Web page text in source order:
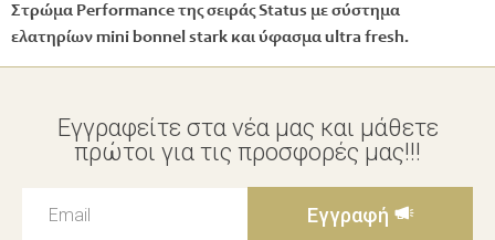
Στρώμα Performance της σειράς Status με σύστημα
ελατηρίων mini bonnel stark και ύφασμα ultra fresh.
Εγγραφείτε στα νέα μας και μάθετε
πρώτοι για τις προσφορές μας!!!
Εγγραφή